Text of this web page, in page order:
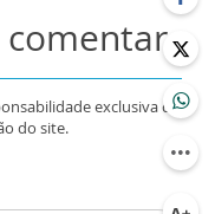
exclusiva de
do site.